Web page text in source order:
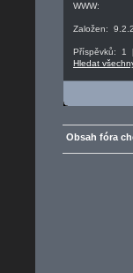
WWW:
Založen:
Příspěvků: 1
Hledat
Obsah fóra